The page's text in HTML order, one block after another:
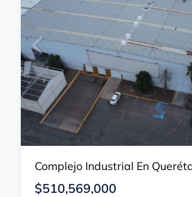
Complejo Industrial En
$510,569,000